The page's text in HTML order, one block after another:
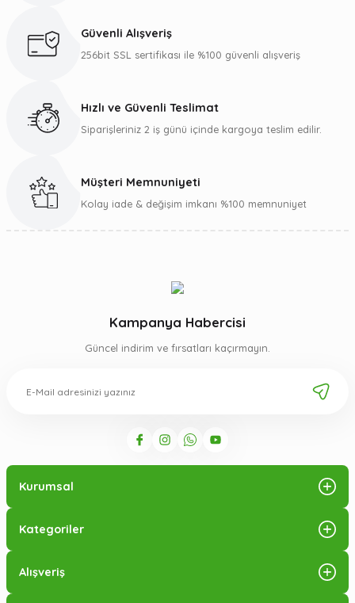
Ürün bilgilerinde hatalar bulunuyor.
Gönder
Güvenli Alışveriş
256bit SSL sertifikası ile %100 güvenli alışveriş
Hızlı ve Güvenli Teslimat
Siparişleriniz 2 iş günü içinde kargoya teslim edilir.
Müşteri Memnuniyeti
Kolay iade & değişim imkanı %100 memnuniyet
Kampanya Habercisi
Güncel indirim ve fırsatları kaçırmayın.
Kurumsal
Kategoriler
Alışveriş